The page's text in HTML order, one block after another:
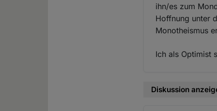
ihn/es zum
Hoffnung unter
Monotheismus
Ich als Optimist
Diskussion